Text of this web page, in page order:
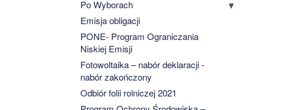
Po Wyborach
Emisja obligacji
PONE- Program Ograniczania
Niskiej Emisji
Fotowoltaika – nabór deklaracji -
nabór zakończony
Odbiór folii rolniczej 2021